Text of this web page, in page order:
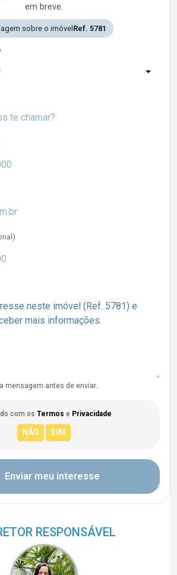
em breve.
sobre o imóvel Ref. 5781
mensagem antes de enviar.
com os Termos e Privacidade
Enviar meu interesse
RESPONSÁVEL